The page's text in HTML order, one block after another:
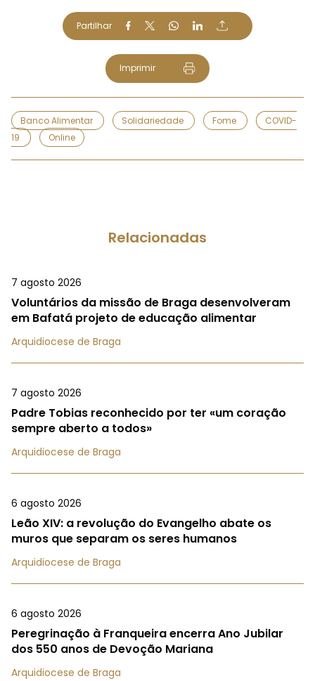
Partilhar
Imprimir
Banco Alimentar Solidariedade Fome
COVID-
19
Online
Relacionadas
7 agosto 2026
Voluntários da missão de Braga desenvolveram
em Bafatá projeto de educação alimentar
Arquidiocese de Braga
7 agosto 2026
Padre Tobias reconhecido por ter «um coração
sempre aberto a todos»
Arquidiocese de Braga
6 agosto 2026
Leão XIV: a revolução do Evangelho abate os
muros que separam os seres humanos
Arquidiocese de Braga
6 agosto 2026
Peregrinação à Franqueira encerra Ano Jubilar
dos 550 anos de Devoção Mariana
Arquidiocese de Braga